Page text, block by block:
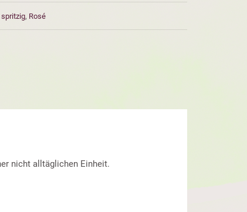
spritzig, Rosé
nicht alltäglichen Einheit.